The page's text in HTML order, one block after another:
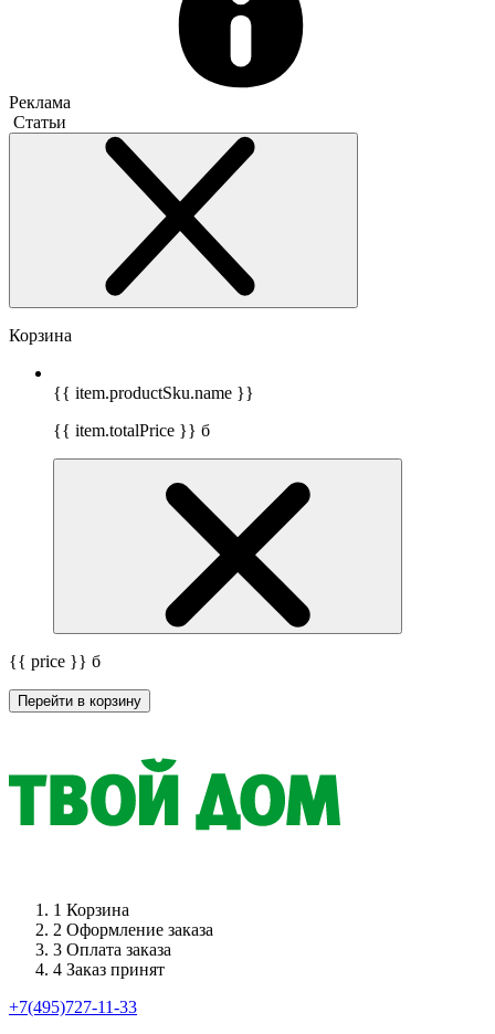
Реклама
Статьи
Корзина
{{ item.productSku.name }}
{{ item.totalPrice }} б
{{ price }} б
Перейти в корзину
1 Корзина
2 Оформление заказа
3 Оплата заказа
4 Заказ принят
+7(495)727-11-33